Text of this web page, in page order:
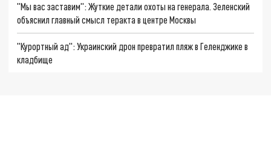
"Мы вас заставим": Жуткие детали охоты на генерала. Зеленский
объяснил главный смысл теракта в центре Москвы
"Курортный ад": Украинский дрон превратил пляж в Геленджике в
кладбище